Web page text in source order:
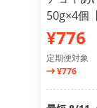
50g×4個
¥776
定期便対象
¥776